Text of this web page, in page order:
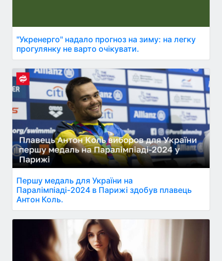
"Укренерго" надало прогноз на зиму: на легку
прогулянку не варто очікувати.
Першу медаль для України на
Паралімпіаді-2024 в Парижі здобув плавець
Антон Коль.